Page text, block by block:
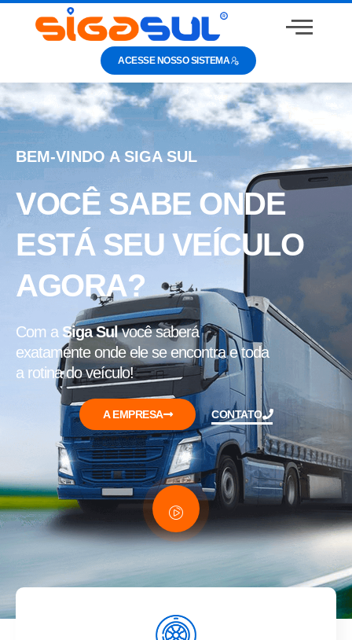
ACESSE NOSSO SISTEMA
BEM-VINDO A SIGA SUL
VOCÊ SABE ONDE
ESTÁ SEU VEÍCULO
AGORA?
Com a Siga Sulvocê saberá
exatamente onde ele se encontra e toda
a rotina do veículo!
A EMPRESA CONTATO